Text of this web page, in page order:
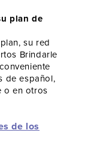
plan de
su red
Brindarle
de español,
o en otros
de los